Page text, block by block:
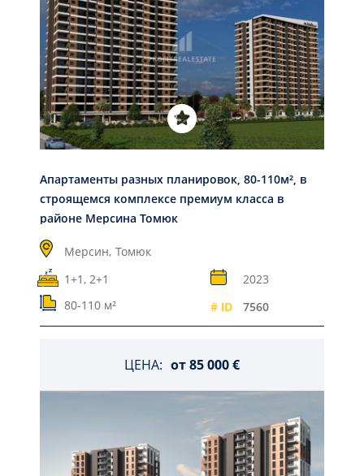
Апартаменты разных планировок, 80-110м², в
строящемся комплексе премиум класса в
районе Мерсина Томюк
Мерсин, Томюк
1+1, 2+1
2023
80-110 м²
# ID 7560
ЦЕНА: от85 000 €